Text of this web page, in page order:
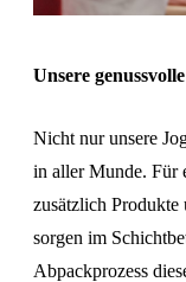
Unsere
Nicht nur unsere
in aller Munde. Für
zusätzlich Produkte
sorgen im
Abpackprozess